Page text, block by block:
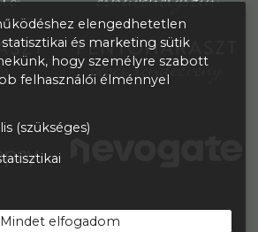
elengedhetetlen
és marketing sütik
hogy személyre szabott
felhasználói élménnyel
(szükséges)
Mindet elfogadom